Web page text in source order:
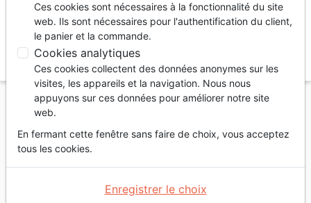
Accueil Livres
Témoignages, biographies
ebook
Leur chemin ne mène plus à Rome
Volume 1 - ebook
Ces cookies sont nécessaires à la fonctionnalité du site
web. Ils sont nécessaires pour l'authentification du client,
le panier et la commande.
Cookies analytiques
Ces cookies collectent des données anonymes sur les
visites, les appareils et la navigation. Nous nous
appuyons sur ces données pour améliorer notre site
web.
En fermant cette fenêtre sans faire de choix, vous acceptez
tous les cookies.
Enregistrer le choix